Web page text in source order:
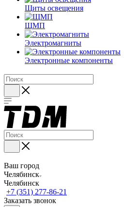
Щиты освещения
ЩМП
Электромагниты
Электронные компоненты
Ваш город
Челябинск
Челябинск
+7 (351) 277-86-21
Заказать звонок